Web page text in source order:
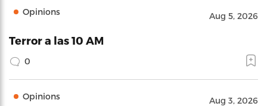
Opinions Aug 5, 2026
Terror a las 10 AM
0
Opinions Aug 3, 2026